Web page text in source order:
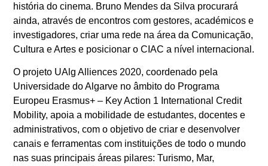
história do cinema. Bruno Mendes da Silva procurará
ainda, através de encontros com gestores, académicos e
investigadores, criar uma rede na área da Comunicação,
Cultura e Artes e posicionar o CIAC a nível internacional.
O projeto UAlg Alliences 2020, coordenado pela
Universidade do Algarve no âmbito do Programa
Europeu Erasmus+ – Key Action 1 International Credit
Mobility, apoia a mobilidade de estudantes, docentes e
administrativos, com o objetivo de criar e desenvolver
canais e ferramentas com instituições de todo o mundo
nas suas principais áreas pilares: Turismo, Mar,